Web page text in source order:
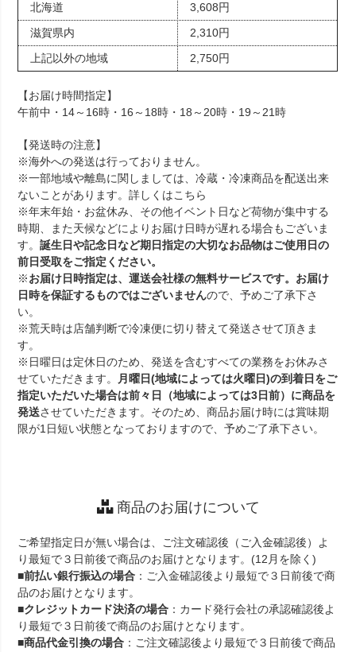
北海道
3,608円
滋賀県内
2,310円
上記以外の地域
2,750円
【お届け時間指定】
午前中・14～16時・16～18時・18～20時・19～21時
【発送時の注意】
※海外への発送は行っておりません。
※一部地域や離島に関しましては、冷蔵・冷凍商品を配送出来
ないことがあります。詳しくはこちら
※年末年始・お盆休み、その他イベント日など荷物が集中する
時期、また天候などによりお届け日時が遅れる場合もございま
す。誕生日や記念日など期日指定の大切なお品物はご使用日の
前日受取をご指定ください。
※お届け日時指定は、運送会社様の無料サービスです。お届け
日時を保証するものではございませんので、予めご了承下さ
い。
※荒天時は店舗判断で冷凍便に切り替えて発送させて頂きま
す。
※日曜日は定休日のため、発送を含むすべての業務をお休みさ
せていただきます。
月曜日(地域によっては火曜日)の到着日をご
指定いただいた場合は前々日（地域によっては3日前）に商品を
発送させていただきます。そのため、商品お届け時には賞味期
限が1日短い状態となっておりますので、予めご了承下さい。
商品のお届けについて
ご希望指定日が無い場合は、ご注文確認後（ご入金確認後）よ
り最短で３日前後で商品のお届けとなります。(12月を除く)
■前払い銀行振込の場合 ：ご入金確認後より最短で３日前後で商
品のお届けとなります。
■クレジットカード決済の場合 ：カード発行会社の承認確認後よ
り最短で３日前後で商品のお届けとなります。
■商品代金引換の場合 ：ご注文確認後より最短で３日前後で商品